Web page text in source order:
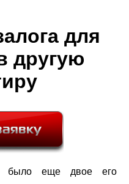
для
другую
было еще двое его